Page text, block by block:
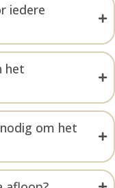
iedere
het
om het